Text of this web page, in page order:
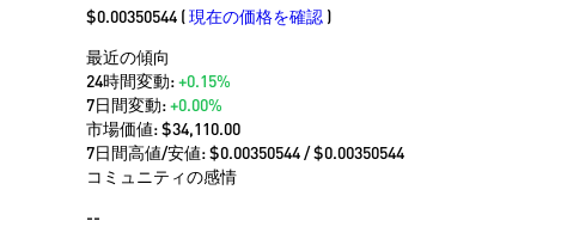
$0.00350544 (現在の価格を確認 )
最近の傾向
24時間変動:+0.15%
7日間変動:+0.00%
市場価値:$34,110.00
7日間高値/安値: $0.00350544/ $0.00350544
コミュニティの感情
--